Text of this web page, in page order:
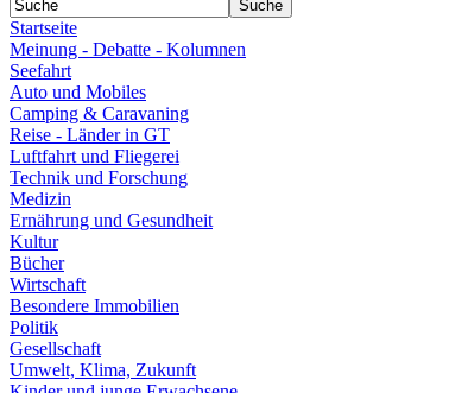
Startseite
Meinung - Debatte - Kolumnen
Seefahrt
Auto und Mobiles
Camping & Caravaning
Reise - Länder in GT
Luftfahrt und Fliegerei
Technik und Forschung
Medizin
Ernährung und Gesundheit
Kultur
Bücher
Wirtschaft
Besondere Immobilien
Politik
Gesellschaft
Umwelt, Klima, Zukunft